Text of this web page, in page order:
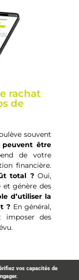
rachat
de
souvent
être
de votre
financière.
total ?Oui,
génère des
d’utiliser la
? En général,
imposer des
vos capacités de